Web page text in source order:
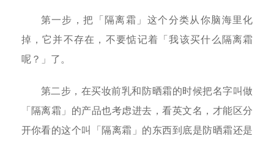
第一步，把「隔离霜」这个分类从你脑海里化
掉，它并不存在，不要惦记着「我该买什么隔离霜
呢？」了。
第二步，在买妆前乳和防晒霜的时候把名字叫做
「隔离霜」的产品也考虑进去，看英文名，才能区分
开你看的这个叫「隔离霜」的东西到底是防晒霜还是